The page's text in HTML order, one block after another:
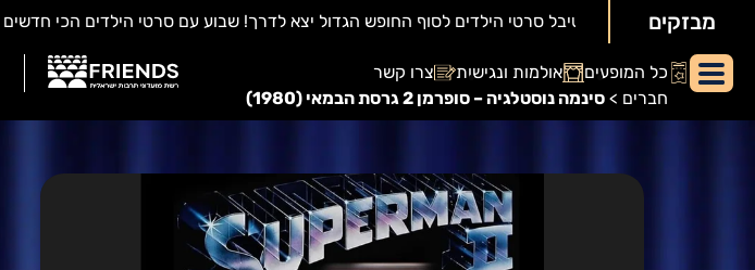
מבזקים
כל המופעים אולמות ונגישות צרו קשר
חברים > סינמה נוסטלגיה – סופרמן 2 גרסת הבמאי (1980)
תיאור
המופע: